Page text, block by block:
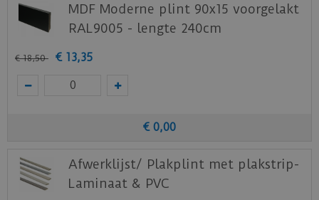
MDF Moderne plint 90x15 voorgelakt
RAL9005 - lengte 240cm
€ 18,50 € 13,35
€ 0,00
Afwerklijst/ Plakplint met plakstrip-
Laminaat & PVC